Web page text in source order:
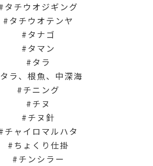
タチウオジギング
タチウオテンヤ
タナゴ
タマン
タラ
タラ、根魚、中深海
チニング
チヌ
チヌ針
チャイロマルハタ
ちょくり仕掛
チンシラー